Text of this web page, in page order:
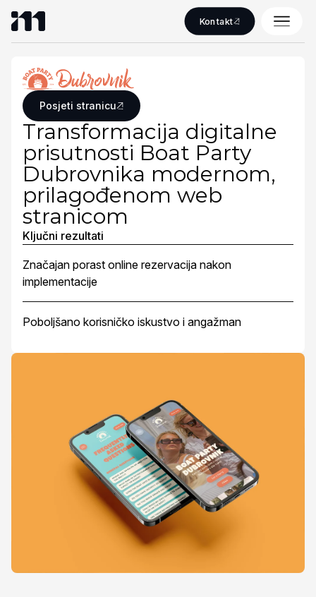
Kontakt
Posjeti stranicu
Transformacija digitalne
prisutnosti Boat Party
Dubrovnika modernom,
prilagođenom web
stranicom
Ključni rezultati
Značajan porast online rezervacija nakon
implementacije
Poboljšano korisničko iskustvo i angažman